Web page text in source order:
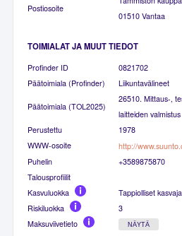
Postiosoite
01510 Vantaa
TOIMIALAT JA MUUT TIEDOT
Profinder ID
0821702
Päätoimiala (Profinder)
Liikuntavälineet
Päätoimiala (TOL2025)
26510. Mittaus-,
laitteiden valmistus
Perustettu
1978
WWW-osoite
http://
Puhelin
+3589875870
Talousprofiilit
Kasvuluokka
Tappiolliset
Riskiluokka
3
Maksuviivetieto
NÄYTÄ